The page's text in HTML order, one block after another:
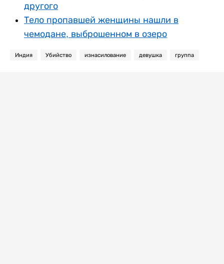
другого
Тело пропавшей женщины нашли в
чемодане, выброшенном в озеро
Индия Убийство изнасилование девушка группа